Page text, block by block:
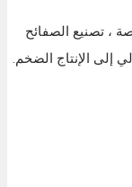
، تصنيع الصفائح
إلى الإنتاج الضخم.